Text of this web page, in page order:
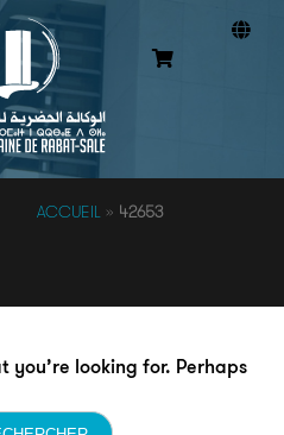
ACCUEIL » 42653
you’re looking for. Perhaps